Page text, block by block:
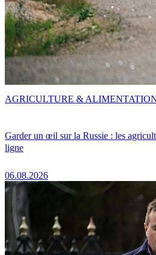
Garder un œil sur la Russie : les
ligne
06.08.2026
AGRICULTURE &